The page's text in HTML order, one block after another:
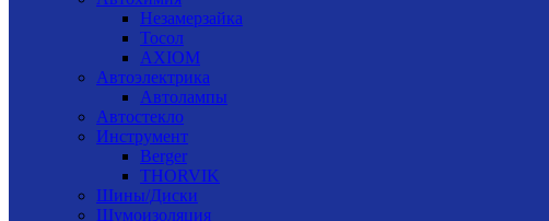
Незамерзайка
Тосол
AXIOM
Автоэлектрика
Автолампы
Автостекло
Инструмент
Berger
THORVIK
Шины/Диски
Шумоизоляция